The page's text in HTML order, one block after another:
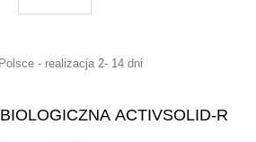
- realizacja 2- 14 dni
ACTIVSOLID-R